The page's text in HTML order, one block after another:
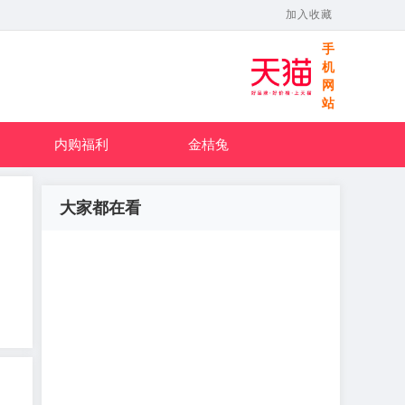
加入收藏
手
机
网
站
内购福利 金桔兔
大家都在看